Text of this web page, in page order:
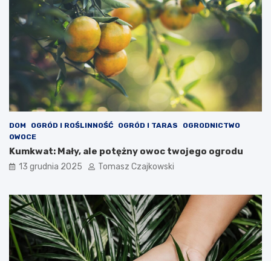
DOM OGRÓD I ROŚLINNOŚĆ OGRÓD I TARAS
OGRODNICTWO
OWOCE
Kumkwat: Mały, ale potężny owoc twojego ogrodu
13 grudnia 2025 Tomasz Czajkowski